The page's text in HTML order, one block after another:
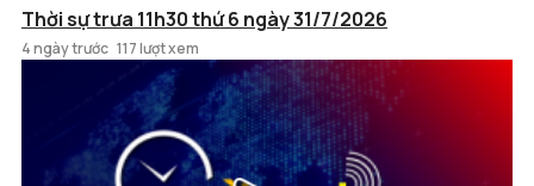
Thời sự trưa 11h30 thứ 6 ngày 31/7/2026
4 ngày trước 117 lượt xem